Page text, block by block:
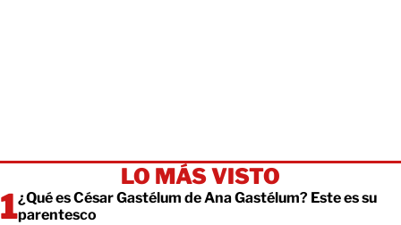
LO MÁS VISTO
¿Qué es César Gastélum de Ana Gastélum? Este es su
parentesco